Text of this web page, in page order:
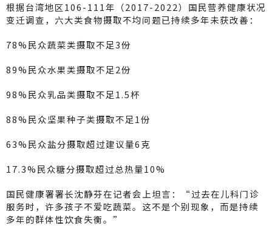
根据台湾地区106-111年（2017-2022）国民营养健康状况
变迁调查，六大类食物摄取不均问题已持续多年未获改善：
78%民众蔬菜类摄取不足3份
89%民众水果类摄取不足2份
98%民众乳品类摄取不足1.5杯
88%民众坚果种子类摄取不足1份
63%民众盐分摄取超过建议量6克
17.3%民众糖分摄取超过总热量10%
国民健康署署长沈静芬在记者会上坦言：“过去在儿科门诊
服务时，许多孩子不爱吃蔬菜。这不是个别现象，而是持续
多年的群体性饮食失衡。”